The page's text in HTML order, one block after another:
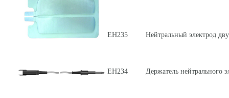
ЕН235 Нейтральный электрод
ЕН234 Держатель нейтрального